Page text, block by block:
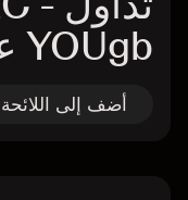
YOUgb عقد الفروقات
أضف إلى